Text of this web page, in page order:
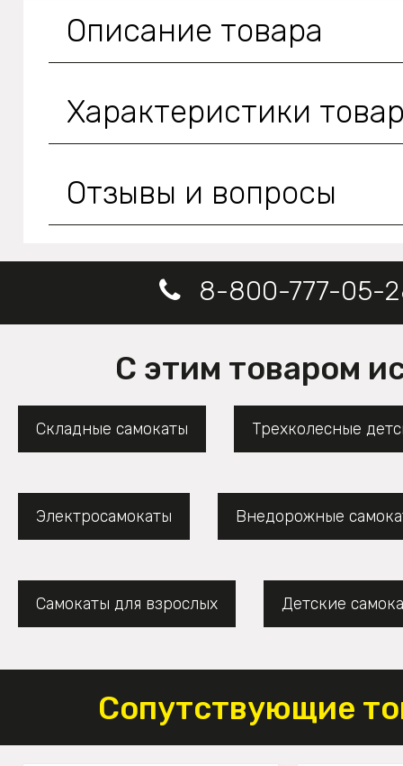
Описание товара
Характеристики
Отзывы и вопросы
8-800-777-05-
С этим товаром
Складные самокаты Трехколесные
Электросамокаты Внедорожные
Самокаты для взрослых Детские
Сопутствующие